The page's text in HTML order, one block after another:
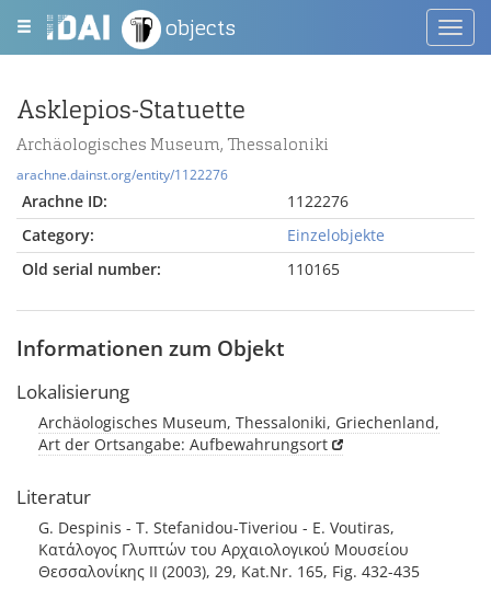
objects
Asklepios-Statuette
Archäologisches Museum, Thessaloniki
arachne.dainst.org/entity/1122276
Arachne ID:
1122276
Category:
Einzelobjekte
Old serial number:
110165
Informationen zum Objekt
Lokalisierung
Archäologisches Museum, Thessaloniki, Griechenland,
Art der Ortsangabe: Aufbewahrungsort
Literatur
G. Despinis - T. Stefanidou-Tiveriou - E. Voutiras,
Κατάλογος Γλυπτών του Αρχαιολογικού Μουσείου
Θεσσαλονίκης II (2003), 29, Kat.Nr. 165, Fig. 432-435